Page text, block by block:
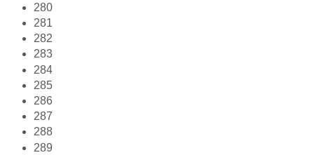
280
281
282
283
284
285
286
287
288
289